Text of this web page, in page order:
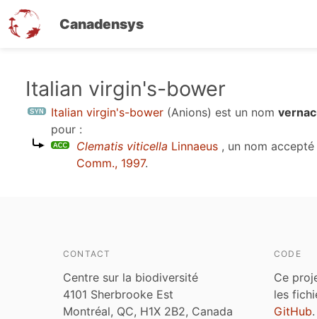
Canadensys
contenu
Italian virgin's-bower
Italian virgin's-bower (Anions) est un nom
pour :
Clematis viticella Linnaeus , un nom
Comm., 1997.
CONTACT
Centre sur la biodiversité
4101 Sherbrooke Est
Montréal, QC, H1X 2B2, Canada
CODE
Ce
les
GitHub.